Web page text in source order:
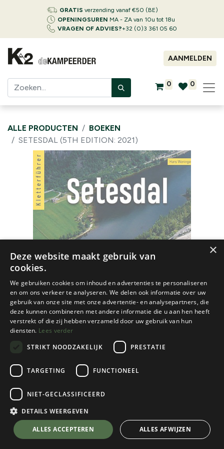
GRATIS verzending vanaf €50 (BE)
OPENINGSUREN MA - ZA van 10u tot 18u
VRAGEN OF ADVIES?+32 (0)3 361 05 60
AANMELDEN
0 0
ALLE PRODUCTEN
BOEKEN
SETESDAL (5TH EDITION: 2021)
Cordee
Setesdal (5th edition: 2021)
€
47,95
💬 Stel je vraag over dit product via WhatsApp
×
Deze website maakt gebruik van
cookies.
We gebruiken cookies om inhoud en advertenties te personaliseren
en om ons verkeer te analyseren. We delen ook informatie over uw
gebruik van onze site met onze advertentie- en analysepartners, die
deze kunnen combineren met andere informatie die u aan hen heeft
verstrekt of die zij hebben verzameld door uw gebruik van hun
diensten. Lees verder
STRIKT NOODZAKELIJK
PRESTATIE
TARGETING FUNCTIONEEL
NIET-GECLASSIFICEERD
DETAILS WEERGEVEN
ALLES ACCEPTEREN ALLES AFWIJZEN